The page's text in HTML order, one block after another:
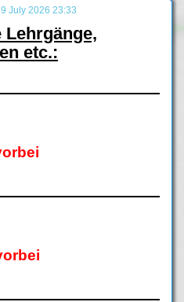
July 2026 23:33
Lehrgänge,
etc.: